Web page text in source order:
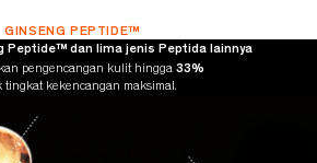
GINSENG PEPTIDE™
Peptide™ dan lima jenis Peptida lainnya
pengencangan kulit hingga 33%
tingkat kekencangan maksimal.